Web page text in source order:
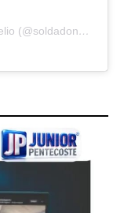
Um post compartilhado por Soldado Noelio (@soldadonoelio)